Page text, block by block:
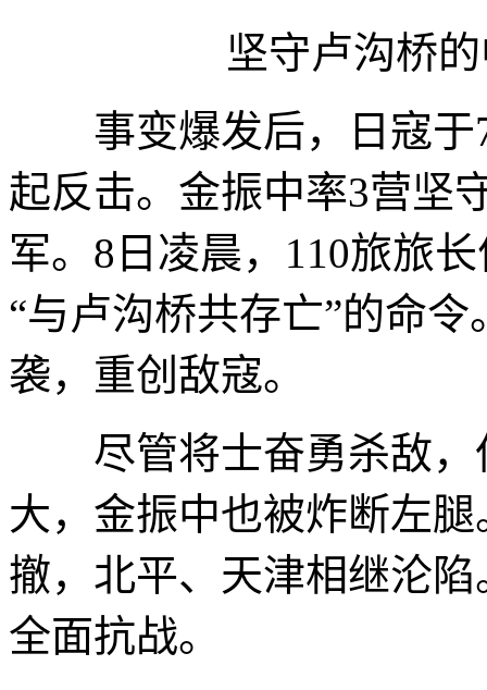
坚守卢沟桥
事变爆发后，日寇于7
起反击。金振中率3营坚
军。8日凌晨，110旅旅
“与卢沟桥共存亡”的命
袭，重创敌寇。
尽管将士奋勇杀敌，
大，金振中也被炸断左
撤，北平、天津相继沦
全面抗战。